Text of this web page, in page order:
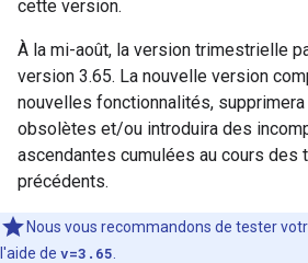
cette version.
À la mi-août, la version trimestrielle
version 3.65. La nouvelle version
nouvelles fonctionnalités,
obsolètes et/ou introduira des
ascendantes cumulées au cours des
précédents.
Nous vous recommandons de tester
l'aide de v=3.65